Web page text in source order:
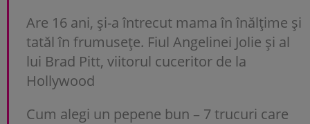
Are 16 ani, și-a întrecut mama în înălțime și
tatăl în frumusețe. Fiul Angelinei Jolie și al
lui Brad Pitt, viitorul cuceritor de la
Hollywood
Cum alegi un pepene bun – 7 trucuri care